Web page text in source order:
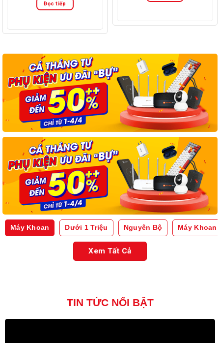
Đọc tiếp
Máy Khoan Dưới 1 Triệu Nguyên Bộ Máy Khoan
Xem Tất Cả
TIN TỨC NỔI BẬT